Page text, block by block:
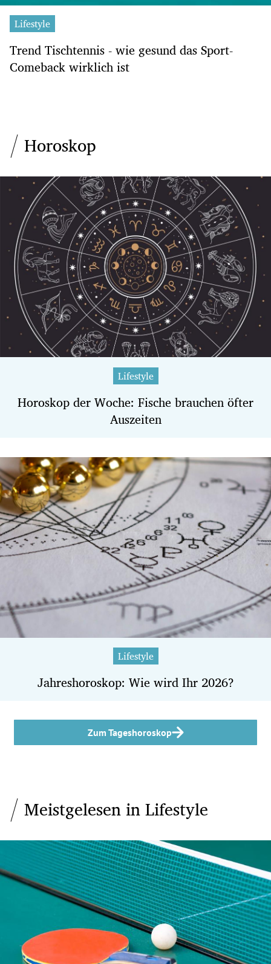
Lifestyle
Trend Tischtennis - wie gesund das Sport-
Comeback wirklich ist
Horoskop
Lifestyle
Horoskop der Woche: Fische brauchen öfter
Auszeiten
Lifestyle
Jahreshoroskop: Wie wird Ihr 2026?
Zum Tageshoroskop
Meistgelesen in Lifestyle